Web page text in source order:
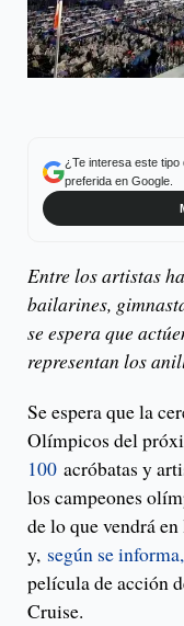
¿Te interesa este
preferida en Google.
Entre los artistas
bailarines,
se espera que
representan los
Se espera que la
Olímpicos del
100 acróbatas y
los campeones
de lo que vendrá
y, según se informa,
película de acción
Cruise.